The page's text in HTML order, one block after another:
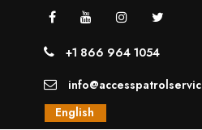
+1 866 964 1054
English